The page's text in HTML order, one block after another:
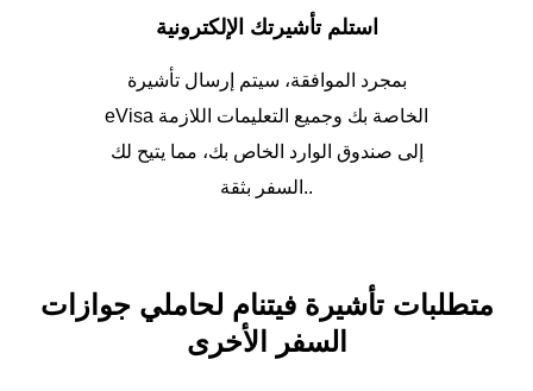
استلم تأشيرتك الإلكترونية
بمجرد الموافقة، سيتم إرسال تأشيرة
eVisa الخاصة بك وجميع التعليمات اللازمة
إلى صندوق الوارد الخاص بك، مما يتيح لك
السفر بثقة..
متطلبات تأشيرة فيتنام لحاملي جوازات
السفر الأخرى